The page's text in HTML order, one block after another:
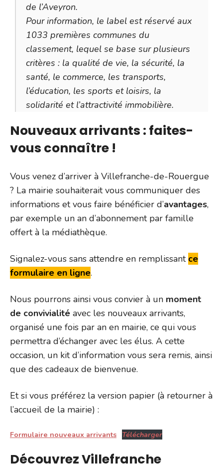
de l’Aveyron.
Pour information, le label est réservé aux
1033 premières communes du
classement, lequel se base sur plusieurs
critères : la qualité de vie, la sécurité, la
santé, le commerce, les transports,
l’éducation, les sports et loisirs, la
solidarité et l’attractivité immobilière.
Nouveaux arrivants : faites-
vous connaître !
Vous venez d’arriver à Villefranche-de-Rouergue
? La mairie souhaiterait vous communiquer des
informations et vous faire bénéficier d’avantages,
par exemple un an d’abonnement par famille
offert à la médiathèque.
Signalez-vous sans attendre en remplissant ce
formulaire en ligne.
Nous pourrons ainsi vous convier à un moment
de convivialité avec les nouveaux arrivants,
organisé une fois par an en mairie, ce qui vous
permettra d’échanger avec les élus. A cette
occasion, un kit d’information vous sera remis, ainsi
que des cadeaux de bienvenue.
Et si vous préférez la version papier (à retourner à
l’accueil de la mairie) :
Formulaire nouveaux arrivants Télécharger
Découvrez Villefranche